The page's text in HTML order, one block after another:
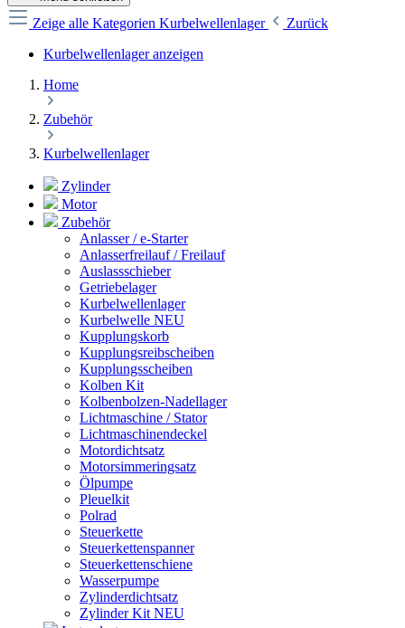
Zeige alle Kategorien Kurbelwellenlager
Zurück
Kurbelwellenlager anzeigen
Home
Zubehör
Kurbelwellenlager
Zylinder
Motor
Zubehör
Anlasser / e-Starter
Anlasserfreilauf / Freilauf
Auslassschieber
Getriebelager
Kurbelwellenlager
Kurbelwelle NEU
Kupplungskorb
Kupplungsreibscheiben
Kupplungsscheiben
Kolben Kit
Kolbenbolzen-Nadellager
Lichtmaschine / Stator
Lichtmaschinendeckel
Motordichtsatz
Motorsimmeringsatz
Ölpumpe
Pleuelkit
Polrad
Steuerkette
Steuerkettenspanner
Steuerkettenschiene
Wasserpumpe
Zylinderdichtsatz
Zylinder Kit NEU